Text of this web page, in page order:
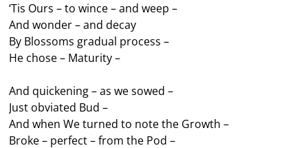
‘Tis Ours – to wince – and weep –
And wonder – and decay
By Blossoms gradual process –
He chose – Maturity –
And quickening – as we sowed –
Just obviated Bud –
And when We turned to note the Growth –
Broke – perfect – from the Pod –